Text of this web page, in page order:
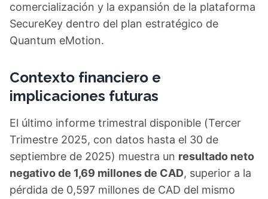
comercialización y la expansión de la plataforma
SecureKey dentro del plan estratégico de
Quantum eMotion.
Contexto financiero e
implicaciones futuras
El último informe trimestral disponible (Tercer
Trimestre 2025, con datos hasta el 30 de
septiembre de 2025) muestra un resultado neto
negativo de 1,69 millones de CAD, superior a la
pérdida de 0,597 millones de CAD del mismo